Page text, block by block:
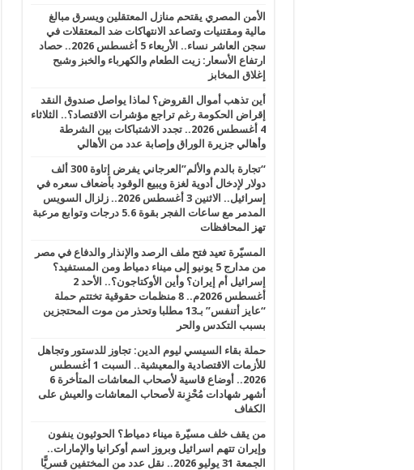
الأمن المصري يقتحم منازل المعتقلين ويسرق مبالغ
مالية ومقتنيات وتصاعد الانتهاكات ضد المعتقلات في
سجن العاشر نساء.. الأربعاء 5 أغسطس 2026.. حصاد
ارتفاع الأسعار: زيت الطعام والكهرباء والخبز وشبح
إغلاق المخابز
أين تذهب أموال القروض؟ لماذا يواصل صندوق النقد
إقراض الحكومة رغم تراجع مؤشرات الاقتصاد؟.. الثلاثاء
4 أغسطس 2026.. تجدد الاشتباكات بين الشرطة
وأهالي جزيرة الوراق وإصابة عدد من الأهالي
“تجارة بالدم والألم”العرجاني يفرض إتاوة 300 ألف
دولار لإدخال أدوية لغزة ويبيع الوقود بأضعاف سعره في
إسرائيل.. الاثنين 3 أغسطس 2026.. زلزال السويس
المدمر مع ساعات الفجر بقوة 5.6 درجات وتوابع مرعبة
تهز المحافظات
المسيّرة تعيد فتح ملف الرصد والإنذار والدفاع في مصر
من مدارج 5 يونيو إلى ميناء دمياط ومن المستفيد؟
إسرائيل أم إيران؟ وأين الأوكتاجون؟.. الأحد 2
أغسطس 2026م.. 8 منظمات حقوقية تختتم حملة
“عايز أتنفس” بـ13 مطلبا وتحذر من موت المحتجزين
بسبب التكدس والحر
حملة بقاء السيسي ليوم الدين: تجاوز للدستور وتجاهل
للأزمات الاقتصادية والمعيشية.. السبت 1 أغسطس
2026.. أوضاع قاسية لأصحاب المعاشات المتأخرة 6
أشهر شهادات مُحْزِنة لأصحاب المعاشات والعيش على
الكفاف
من يقف خلف مسيّرة ميناء دمياط؟ الحوثيون ينفون
وإيران تتهم اسرائيل وبروز اسم أوكرانيا والإمارات..
الجمعة 31 يوليو 2026.. نقل عدد من المختفين قسريًّا